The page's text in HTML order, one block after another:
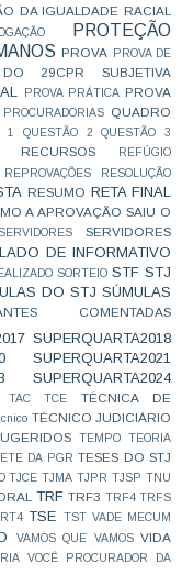
DA IGUALDADE RACIAL
PROTEÇÃO
PROVA
PROVA DE
29CPR SUBJETIVA
PROVA PRÁTICA PROVA
QUADRO
1 QUESTÃO 2 QUESTÃO 3
RECURSOS REFÚGIO
REPROVAÇÕES
RESOLUÇÃO
RESUMO RETA FINAL
A APROVAÇÃO SAIU O
SERVIDORES
SERVIDORES
DE INFORMATIVO
SORTEIO STF STJ
DO STJ SÚMULAS
COMENTADAS
SUPERQUARTA2018
SUPERQUARTA2021
SUPERQUARTA2024
TAC TCE
TÉCNICA DE
TÉCNICO JUDICIÁRIO
TEMPO
TEORIA
DA PGR TESES DO STJ
TJCE TJMA TJPR TJSP TNU
TRF TRF3 TRF4 TRFS
TSE TST VADE MECUM
VAMOS QUE VAMOS VIDA
VOCÊ PROCURADOR DA